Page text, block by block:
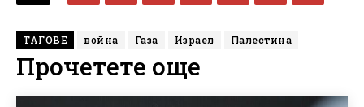
ТАГОВЕ война Газа Израел Палестина
Прочетете още